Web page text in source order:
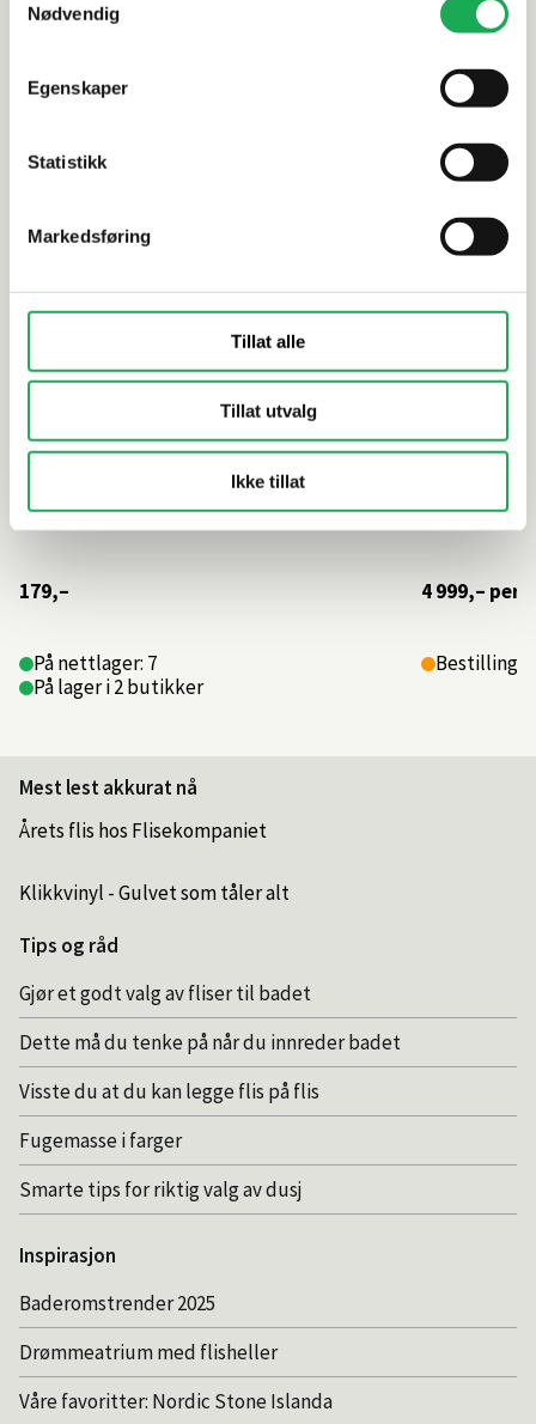
Nødvendig
Egenskaper
Statistikk
Markedsføring
Tillat alle
Tillat utvalg
Ikke tillat
Mosaikkflis
179,–
På nettlager: 7
På lager i 2 butikker
Liberty,
STON
4 999,– per
Mest lest akkurat nå
Årets flis hos Flisekompaniet
Klikkvinyl - Gulvet som tåler alt
Tips og råd
Gjør et godt valg av fliser til badet
Dette må du tenke på når du innreder badet
Visste du at du kan legge flis på flis
Fugemasse i farger
Smarte tips for riktig valg av dusj
Inspirasjon
Baderomstrender 2025
Drømmeatrium med flisheller
Våre favoritter: Nordic Stone Islanda